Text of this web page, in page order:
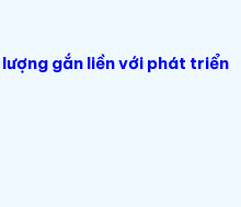
gắn liền với phát triển